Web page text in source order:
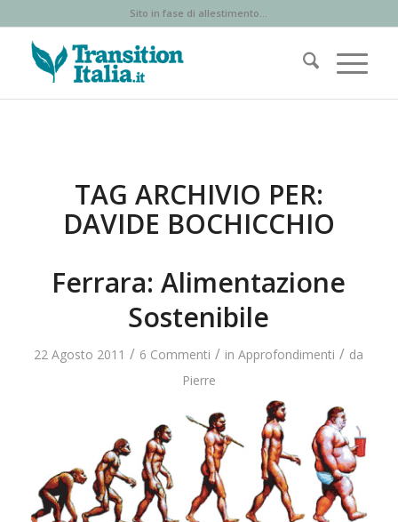
Sito in fase di allestimento...
TAG ARCHIVIO PER:
DAVIDE BOCHICCHIO
Ferrara: Alimentazione
Sostenibile
22 Agosto 2011 / 6 Commenti / inApprofondimenti / da
Pierre